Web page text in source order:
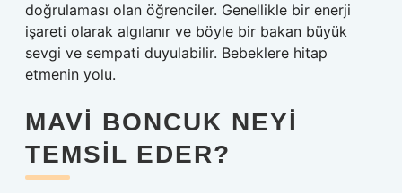
doğrulaması olan öğrenciler. Genellikle bir enerji
işareti olarak algılanır ve böyle bir bakan büyük
sevgi ve sempati duyulabilir. Bebeklere hitap
etmenin yolu.
MAVI BONCUK NEYI
TEMSIL EDER?